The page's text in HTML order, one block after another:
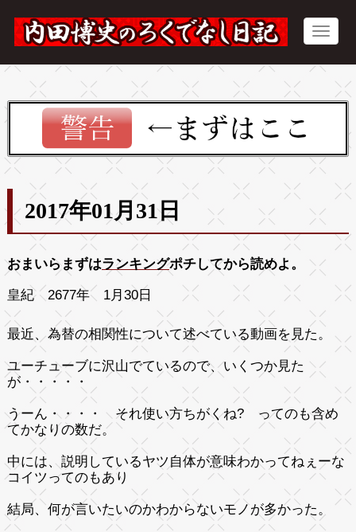
2017年01月31日
おまいらまずはランキングポチしてから読めよ。
皇紀 2677年 1月30日
最近、為替の相関性について述べている動画を見た。
ユーチューブに沢山でているので、いくつか見た
が・・・・・
うーん・・・・ それ使い方ちがくね? ってのも含め
てかなりの数だ。
中には、説明しているヤツ自体が意味わかってねぇーな
コイツってのもあり
結局、何が言いたいのかわからないモノが多かった。